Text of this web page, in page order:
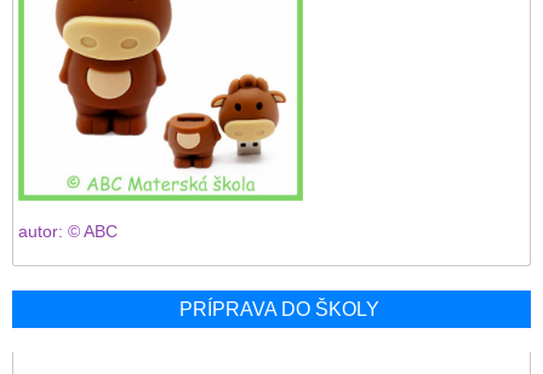
autor: © ABC
PRÍPRAVA DO ŠKOLY